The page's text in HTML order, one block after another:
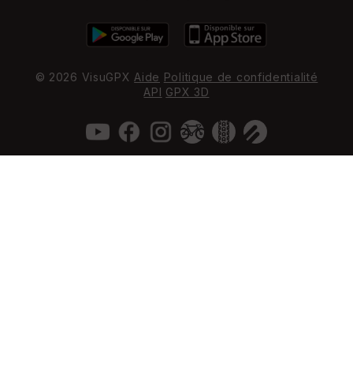
© 2026 VisuGPX Aide Politique de confidentialité
API GPX 3D